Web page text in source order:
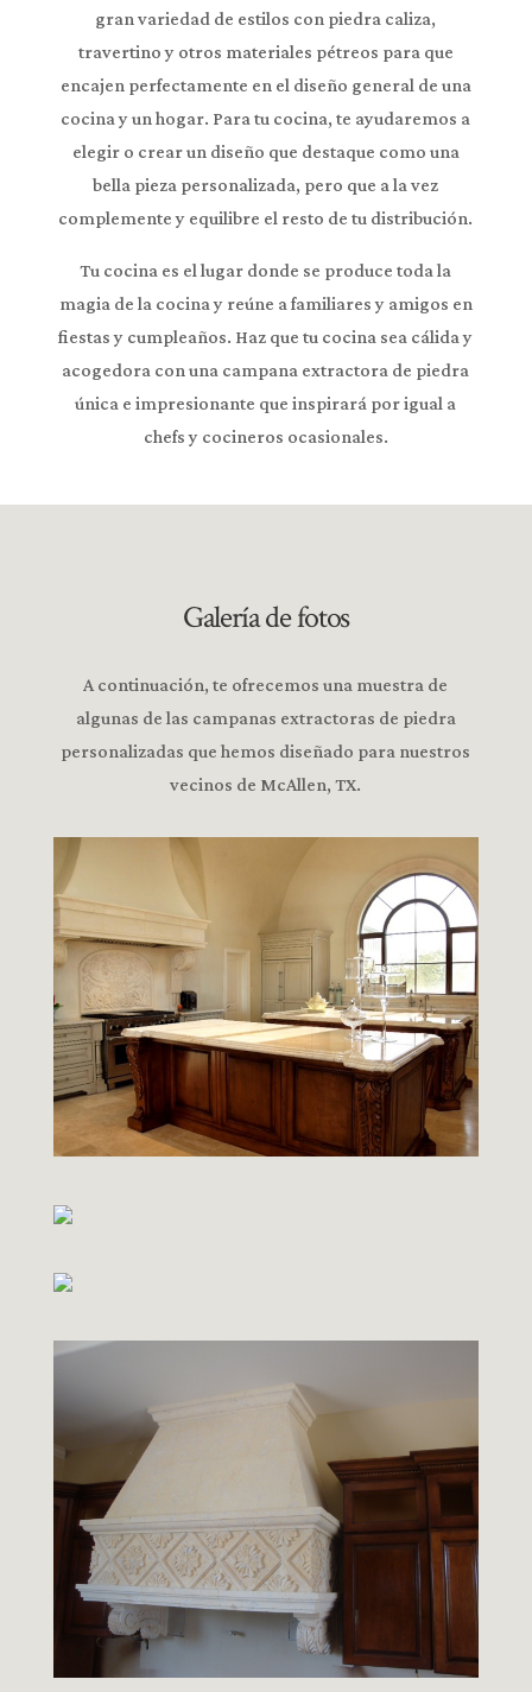
gran variedad de estilos con piedra caliza,
travertino y otros materiales pétreos para que
encajen perfectamente en el diseño general de una
cocina y un hogar. Para tu cocina, te ayudaremos a
elegir o crear un diseño que destaque como una
bella pieza personalizada, pero que a la vez
complemente y equilibre el resto de tu distribución.
Tu cocina es el lugar donde se produce toda la
magia de la cocina y reúne a familiares y amigos en
fiestas y cumpleaños. Haz que tu cocina sea cálida y
acogedora con una campana extractora de piedra
única e impresionante que inspirará por igual a
chefs y cocineros ocasionales.
Galería de fotos
A continuación, te ofrecemos una muestra de
algunas de las campanas extractoras de piedra
personalizadas que hemos diseñado para nuestros
vecinos de McAllen, TX.